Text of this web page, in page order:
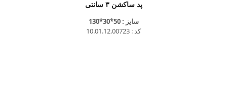
پد ساکشن ۳ سانتی
سایز : 50*30*130
کد : 10.01.12.00723